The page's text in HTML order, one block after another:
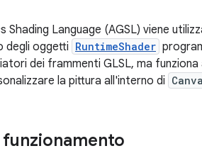
Shading Language (AGSL) viene
degli oggetti RuntimeShader
dei frammenti GLSL, ma
la pittura all'interno di